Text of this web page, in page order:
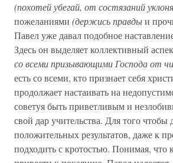
(похотей убегай, от состязаний
пожеланиями (держись правдыи
Павел уже давал подобное
Здесь он выделяет коллективный
со всеми призывающими Господа от
есть со всеми, кто признает себя
продолжает настаивать на
советуя быть приветливым и
свой дар учительства. Для того чтобы
положительных результатов, даже к
подходить с кротостью. Понимая, что